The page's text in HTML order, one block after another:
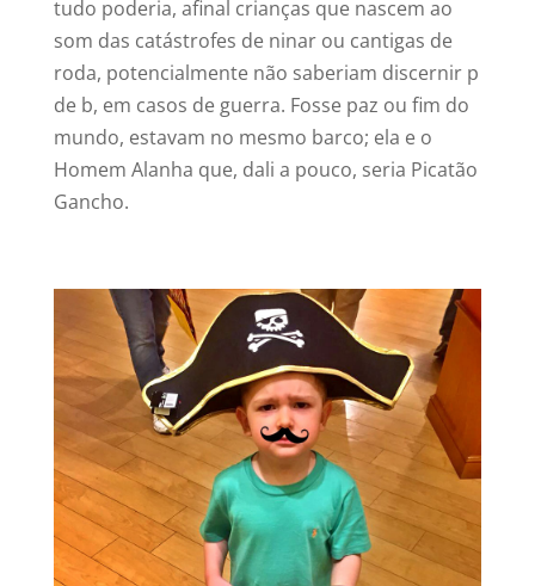
tudo poderia, afinal crianças que nascem ao
som das catástrofes de ninar ou cantigas de
roda, potencialmente não saberiam discernir p
de b, em casos de guerra. Fosse paz ou fim do
mundo, estavam no mesmo barco; ela e o
Homem Alanha que, dali a pouco, seria Picatão
Gancho.